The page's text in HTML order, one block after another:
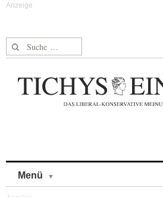
Suche nach:
Menü